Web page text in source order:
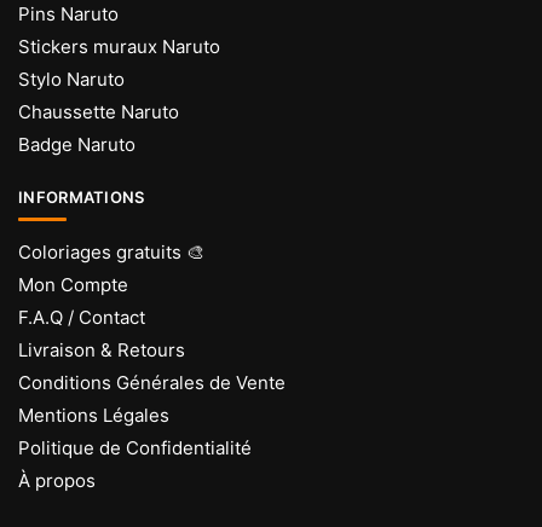
Pins Naruto
Stickers muraux Naruto
Stylo Naruto
Chaussette Naruto
Badge Naruto
INFORMATIONS
Coloriages gratuits 🎨
Mon Compte
F.A.Q / Contact
Livraison & Retours
Conditions Générales de Vente
Mentions Légales
Politique de Confidentialité
À propos